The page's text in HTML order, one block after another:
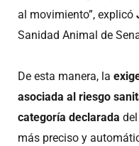
al movimiento”, explicó
Sanidad Animal de
De esta manera, la
asociada al riesgo
categoría declarada
más preciso y